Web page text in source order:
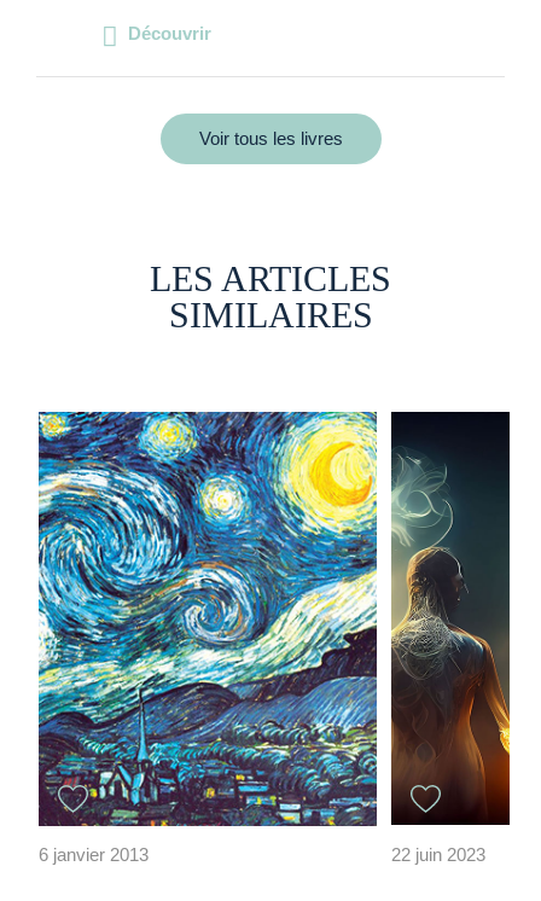
Découvrir
Voir tous les livres
LES ARTICLES
SIMILAIRES
6 janvier 2013 22 juin 2023